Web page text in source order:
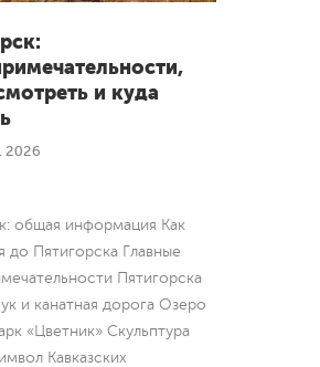
и куда
2026
общая информация Как
до Пятигорска Главные
Пятигорска
и канатная дорога Озеро
«Цветник» Скульптура
Кавказских